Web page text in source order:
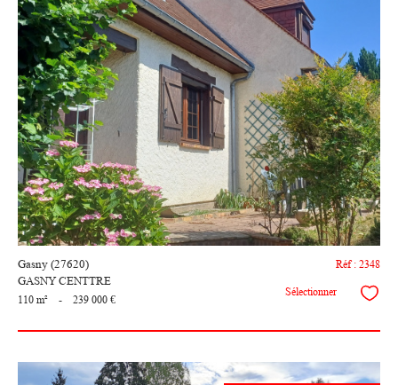
voir le
bien
Gasny (27620)
GASNY CENTTRE
Réf : 2348
110 m² - 239 000 €
Sélectionner